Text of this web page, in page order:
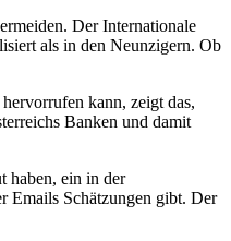
Der Internationale
als in den Neunzigern. Ob
kann, zeigt das,
Banken und damit
haben, ein in der
Emails Schätzungen gibt. Der